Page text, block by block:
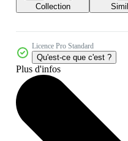
Collection
Licence Pro Standard
Qu'est-ce que c'est ?
Plus d'infos